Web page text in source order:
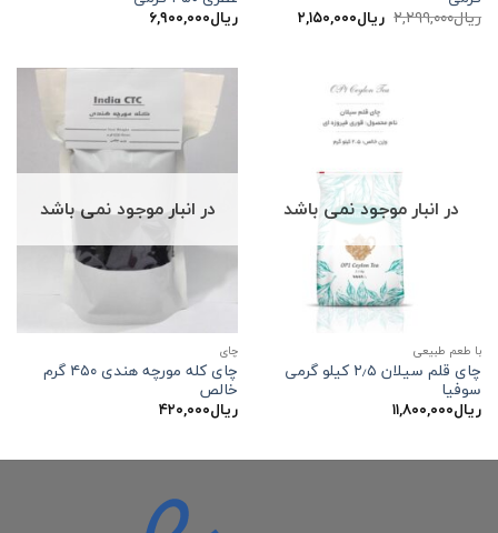
ریال۲,۲۹۹,۰۰۰ قیمت
اصلی:
ریال۲,۱۵۰,۰۰۰قیمت
فعلی:
ریال۶,۹۰۰,۰۰۰
در انبار موجود نمی باشد
با طعم طبیعی
چای قلم سیلان ۲٫۵ کیلو گرمی
سوفیا
ریال۱۱,۸۰۰,۰۰۰
در انبار موجود نمی باشد
چاي
چای کله مورچه هندی ۴۵۰ گرم
خالص
ریال۴۲۰,۰۰۰